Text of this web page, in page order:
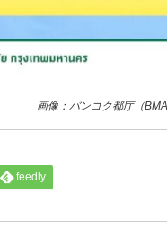
画像：バンコク都庁（BMA
feedly